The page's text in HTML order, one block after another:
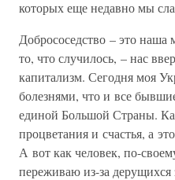
которых еще недавно мы
Добрососедство – это наша
то, что случилось, – нас
капитализм. Сегодня моя
болезнями, что и все
единой Большой Страны.
процветания и счастья, а
А вот как человек, по-
переживаю из-за дерущихся